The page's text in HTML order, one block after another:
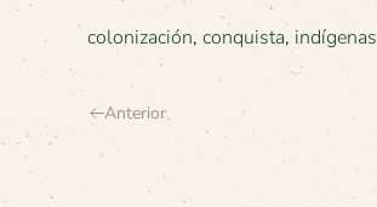
colonización, conquista, indígenas
Anterior